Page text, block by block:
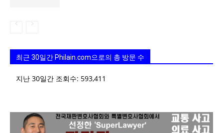
최근 30일간 Philain.com으로의 총 방문 수
지난 30일간 조회수: 593,411